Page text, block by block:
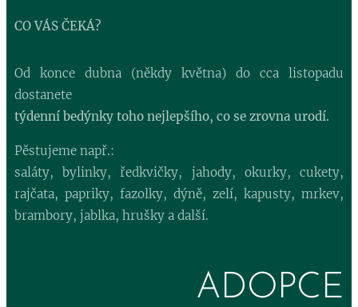
CO VÁS ČEKÁ?
Od konce dubna (někdy května) do cca listopadu
dostanete
týdenní bedýnky toho nejlepšího, co se zrovna urodí.
Pěstujeme např.:
saláty, bylinky, ředkvičky, jahody, okurky, cukety,
rajčata, papriky, fazolky, dýně, zelí, kapusty, mrkev,
brambory, jablka, hrušky a další.
ADOPCE